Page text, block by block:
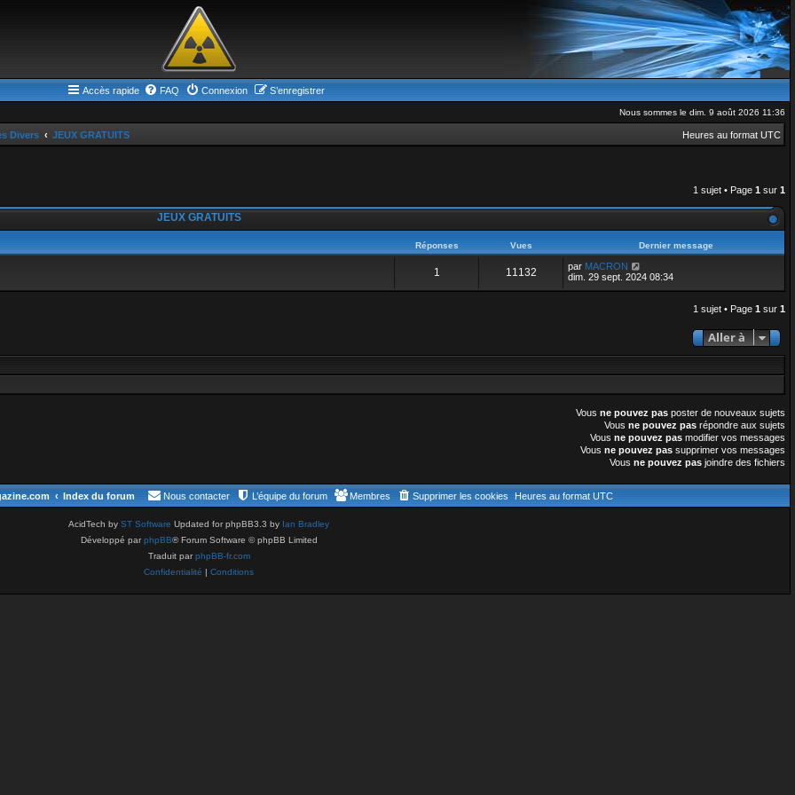
Accès rapide FAQ Connexion S’enregistrer
Nous sommes le dim. 9 août 2026 11:36
Divers JEUX GRATUITS Heures au format UTC
1 sujet • Page 1 sur 1
JEUX GRATUITS
Réponses Vues Dernier message
1 11132 par MACRON
dim. 29 sept. 2024 08:34
1 sujet • Page 1 sur 1
Aller à
Vous ne pouvez pas poster de nouveaux sujets
Vous ne pouvez pas répondre aux sujets
Vous ne pouvez pas modifier vos messages
Vous ne pouvez pas supprimer vos messages
Vous ne pouvez pas joindre des fichiers
Index du forum Heures au format UTC
Supprimer les cookies
Membres
L’équipe du forum
Nous contacter
AcidTech by ST Software Updated for phpBB3.3 by Ian Bradley
Développé parphpBB® Forum Software © phpBB Limited
Traduit parphpBB-fr.com
Confidentialité | Conditions